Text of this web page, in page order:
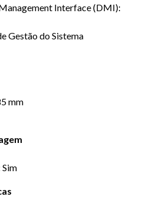
Interface (DMI):
Gestão do Sistema
mm